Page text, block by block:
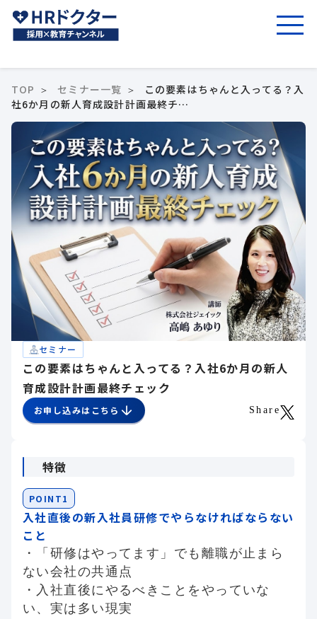
TOP セミナー一覧
この要素はちゃんと入ってる？入
社6か月の新人育成設計計画最終チ…
セミナー
この要素はちゃんと入ってる？入社6か月の新人
育成設計計画最終チェック
お申し込みはこちら Share
特徴
POINT1
入社直後の新入社員研修でやらなければならない
こと
・「研修はやってます」でも離職が止まら
ない会社の共通点
・入社直後にやるべきことをやっていな
い、実は多い現実